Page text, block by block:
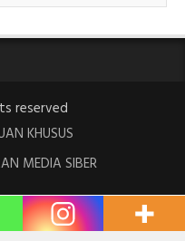
reserved
KHUSUS
MEDIA SIBER